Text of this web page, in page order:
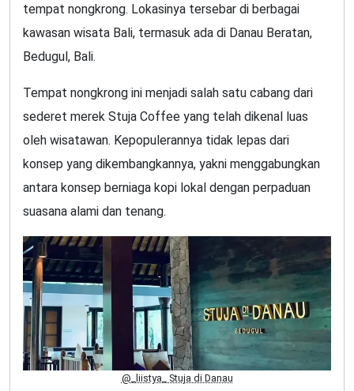
tempat nongkrong. Lokasinya tersebar di berbagai
kawasan wisata Bali, termasuk ada di Danau Beratan,
Bedugul, Bali.
Tempat nongkrong ini menjadi salah satu cabang dari
sederet merek Stuja Coffee yang telah dikenal luas
oleh wisatawan. Kepopulerannya tidak lepas dari
konsep yang dikembangkannya, yakni menggabungkan
antara konsep berniaga kopi lokal dengan perpaduan
suasana alami dan tenang.
@_liistya_ Stuja di Danau